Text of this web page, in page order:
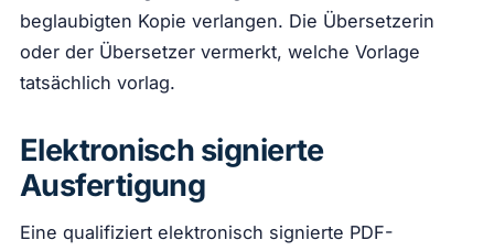
beglaubigten Kopie verlangen. Die Übersetzerin
oder der Übersetzer vermerkt, welche Vorlage
tatsächlich vorlag.
Elektronisch signierte
Ausfertigung
Eine qualifiziert elektronisch signierte PDF-